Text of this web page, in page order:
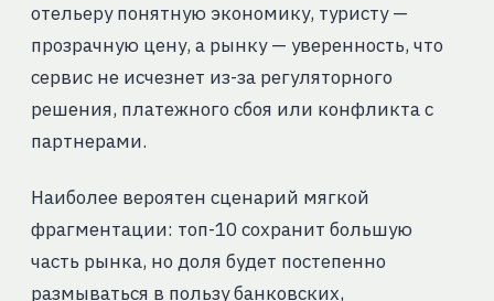
отельеру понятную экономику, туристу —
прозрачную цену, а рынку — уверенность, что
сервис не исчезнет из-за регуляторного
решения, платежного сбоя или конфликта с
партнерами.
Наиболее вероятен сценарий мягкой
фрагментации: топ-10 сохранит большую
часть рынка, но доля будет постепенно
размываться в пользу банковских,